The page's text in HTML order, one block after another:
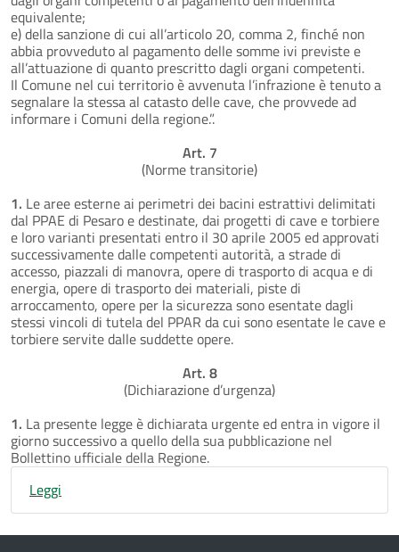
equivalente;
e) della sanzione di cui all’articolo 20, comma 2, finché non
abbia provveduto al pagamento delle somme ivi previste e
all’attuazione di quanto prescritto dagli organi competenti.
Il Comune nel cui territorio è avvenuta l’infrazione è tenuto a
segnalare la stessa al catasto delle cave, che provvede ad
informare i Comuni della regione.”.
Art. 7
(Norme transitorie)
1. Le aree esterne ai perimetri dei bacini estrattivi delimitati
dal PPAE di Pesaro e destinate, dai progetti di cave e torbiere
e loro varianti presentati entro il 30 aprile 2005 ed approvati
successivamente dalle competenti autorità, a strade di
accesso, piazzali di manovra, opere di trasporto di acqua e di
energia, opere di trasporto dei materiali, piste di
arroccamento, opere per la sicurezza sono esentate dagli
stessi vincoli di tutela del PPAR da cui sono esentate le cave e
torbiere servite dalle suddette opere.
Art. 8
(Dichiarazione d’urgenza)
1. La presente legge è dichiarata urgente ed entra in vigore il
giorno successivo a quello della sua pubblicazione nel
Bollettino ufficiale della Regione.
Leggi